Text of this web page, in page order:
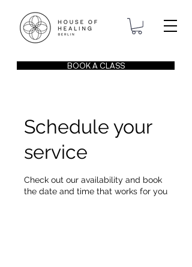
BOOK A CLASS
Schedule your
service
Check out our availability and book
the date and time that works for you